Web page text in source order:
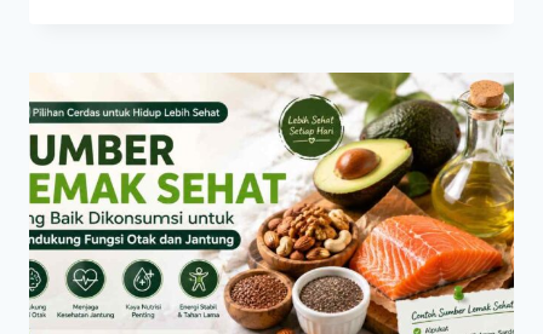
SEHAT
TANPA
MENGURANGI
KENIKMATANNYA